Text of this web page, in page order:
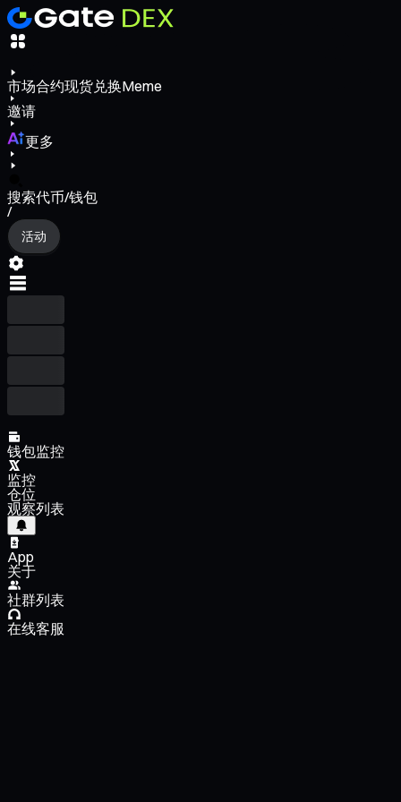
市场合约现货兑换Meme
邀请
更多
搜索代币/钱包
/
活动
钱包监控
监控
仓位
观察列表
App
关于
社群列表
在线客服